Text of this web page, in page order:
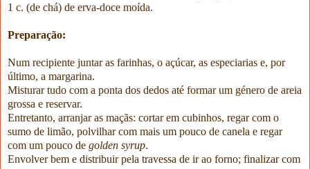
1 c. (de chá) de erva-doce moída.
Preparação:
Num recipiente juntar as farinhas, o açúcar, as especiarias e, por
último, a margarina.
Misturar tudo com a ponta dos dedos até formar um género de areia
grossa e reservar.
Entretanto, arranjar as maçãs: cortar em cubinhos, regar com o
sumo de limão, polvilhar com mais um pouco de canela e regar
com um pouco de golden syrup.
Envolver bem e distribuir pela travessa de ir ao forno; finalizar com